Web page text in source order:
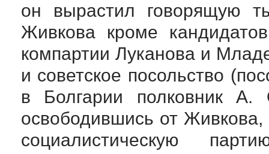
он вырастил говорящую
Живкова кроме
компартии Луканова и
и советское посольство
в Болгарии полковник А.
освободившись от
социалистическую